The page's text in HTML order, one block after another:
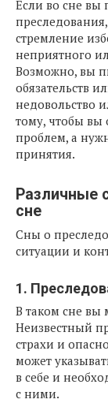
Если во сне вы
стремление
неприятного
Возможно, вы
обязательств
недовольство
тому, чтобы вы
проблем, а
принятия.
Различные
сне
Сны о
ситуации и
1.
В таком сне вы
Неизвестный
страхи и
может
в себе и
с ними.